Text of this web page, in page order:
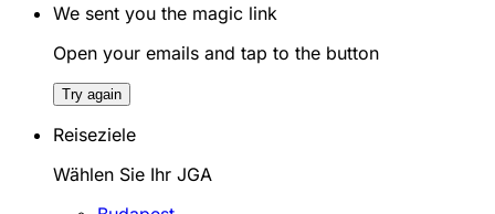
We sent you the magic link
Open your emails and tap to the button
Try again
Reiseziele
Wählen Sie Ihr JGA